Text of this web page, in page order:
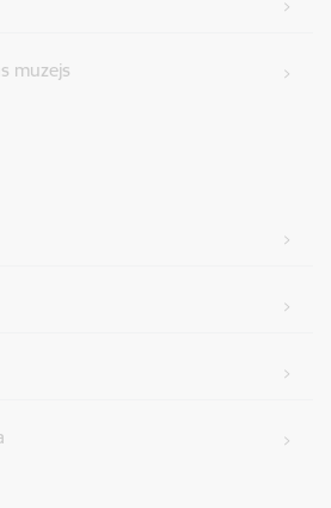
muzejs